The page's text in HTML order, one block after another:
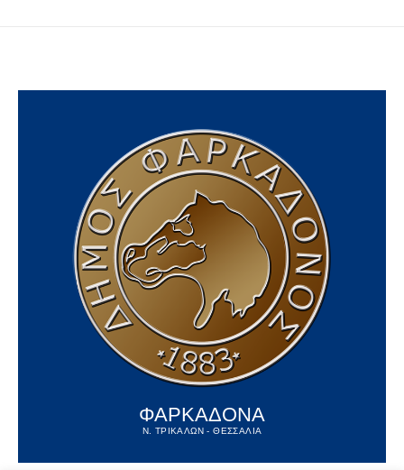
ΦΑΡΚΑΔΟΝΑ
Ν. ΤΡΙΚΑΛΩΝ - ΘΕΣΣΑΛΙΑ